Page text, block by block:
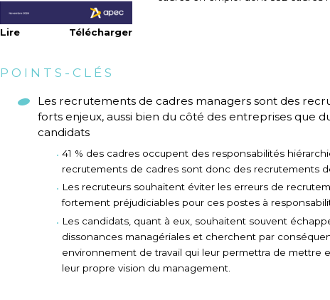
Lire Télécharger
POINTS-CLÉS
Les recrutements de cadres managers sont des
forts enjeux, aussi bien du côté des entreprises que
candidats
41 % des cadres occupent des responsabilités
recrutements de cadres sont donc des recrutements
Les recruteurs souhaitent éviter les erreurs de
fortement préjudiciables pour ces postes à
Les candidats, quant à eux, souhaitent souvent
dissonances managériales et cherchent par
environnement de travail qui leur permettra de mettre
leur propre vision du management.